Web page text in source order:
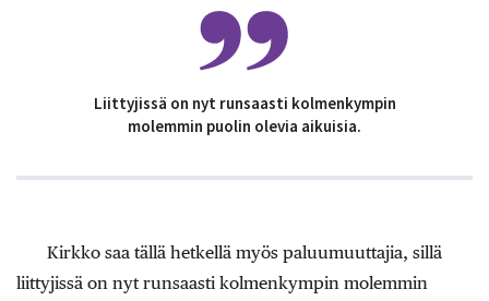
Liittyjissä on nyt runsaasti kolmenkympin
molemmin puolin olevia aikuisia.
Kirkko saa tällä hetkellä myös paluumuuttajia, sillä
liittyjissä on nyt runsaasti kolmenkympin molemmin